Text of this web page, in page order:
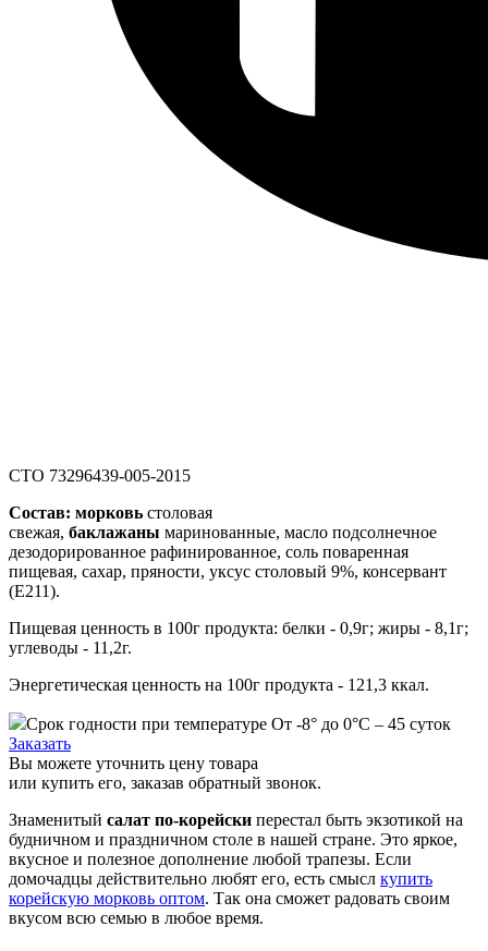
СТО 73296439-005-2015
Состав: морковь столовая
свежая, баклажаны маринованные, масло подсолнечное
дезодорированное рафинированное, соль поваренная
пищевая, сахар, пряности, уксус столовый 9%, консервант
(Е211).
Пищевая ценность в 100г продукта: белки - 0,9г; жиры - 8,1г;
углеводы - 11,2г.
Энергетическая ценность на 100г продукта - 121,3 ккал.
Срок годности при температуре От -8° до 0°С – 45 суток
Заказать
Вы можете уточнить цену товара
или купить его, заказав обратный звонок.
Знаменитый салат по-корейски перестал быть экзотикой на
будничном и праздничном столе в нашей стране. Это яркое,
вкусное и полезное дополнение любой трапезы. Если
домочадцы действительно любят его, есть смысл купить
корейскую морковь оптом. Так она сможет радовать своим
вкусом всю семью в любое время.